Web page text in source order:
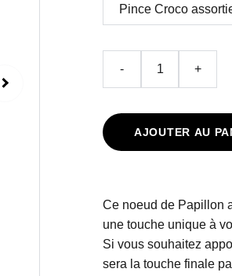
- +
AJOUTER AU
Ce noeud de Papillon
une touche unique à
Si vous souhaitez
sera la touche finale